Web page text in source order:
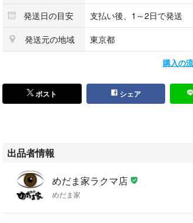
発送日の目安
支払い後、1～2日で発送
発送元の地域
東京都
購入の
ポスト シェア
出品者情報
めだま家ラクマ店
めだま家